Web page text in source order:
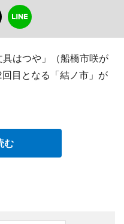
はつや」（船橋市咲が
目となる「結ノ市」が
む